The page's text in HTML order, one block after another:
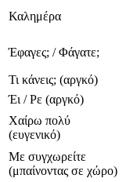
Καλημέρα
Έφαγες; / Φάγατε;
Τι κάνεις; (αργκό)
Έι / Ρε (αργκό)
Χαίρω πολύ
(ευγενικό)
Με συγχωρείτε
(μπαίνοντας σε χώρο)